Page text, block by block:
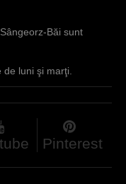
Băi sunt
luni şi marţi.
Pinterest